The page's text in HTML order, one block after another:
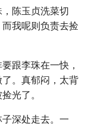
陈玉贞洗菜切
我呢则负责去捡
跟李珠在一快，
。真郁闷，太背
光了。
深处走去。一